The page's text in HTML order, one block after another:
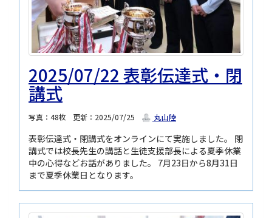
2025/07/22 表彰伝達式・閉
講式
写真：48枚 更新：2025/07/25 丸山陸
表彰伝達式・閉講式をオンラインにて実施しました。 閉
講式では校長先生の講話と生徒支援部長による夏季休業
中の心得などお話がありました。 7月23日から8月31日
まで夏季休業日となります。